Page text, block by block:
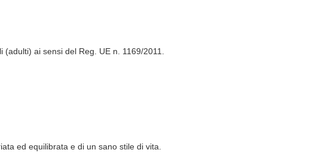
ai sensi del Reg. UE n. 1169/2011.
ed equilibrata e di un sano stile di vita.